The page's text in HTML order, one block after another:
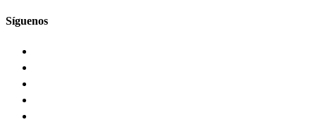
Síguenos